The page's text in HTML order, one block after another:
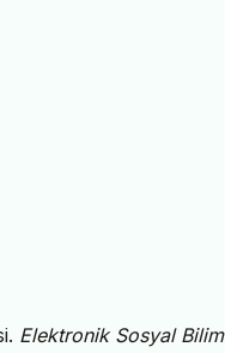
Elektronik Sosyal